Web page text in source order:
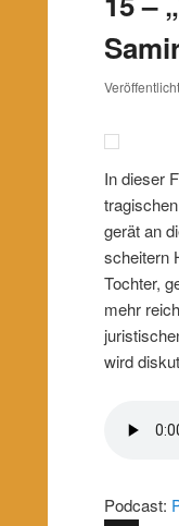
In dieser
gerät an
scheitern
Tochter,
mehr
wird
Podcast: